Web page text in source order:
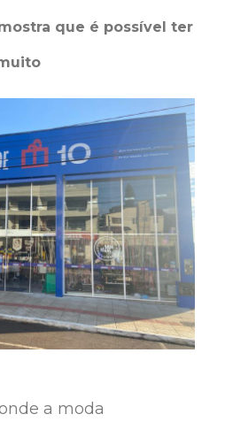
que é possível ter
a moda